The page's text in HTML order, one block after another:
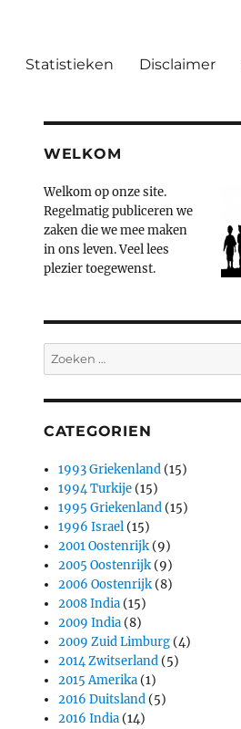
Statistieken Disclaimer
WELKOM
Welkom op onze site.
Regelmatig publiceren we
zaken die we mee maken
in ons leven. Veel lees
plezier toegewenst.
Zoeken
naar:
CATEGORIEN
1993 Griekenland (15)
1994 Turkije (15)
1995 Griekenland (15)
1996 Israel (15)
2001 Oostenrijk (9)
2005 Oostenrijk (9)
2006 Oostenrijk (8)
2008 India (15)
2009 India (8)
2009 Zuid Limburg (4)
2014 Zwitserland (5)
2015 Amerika (1)
2016 Duitsland (5)
2016 India (14)